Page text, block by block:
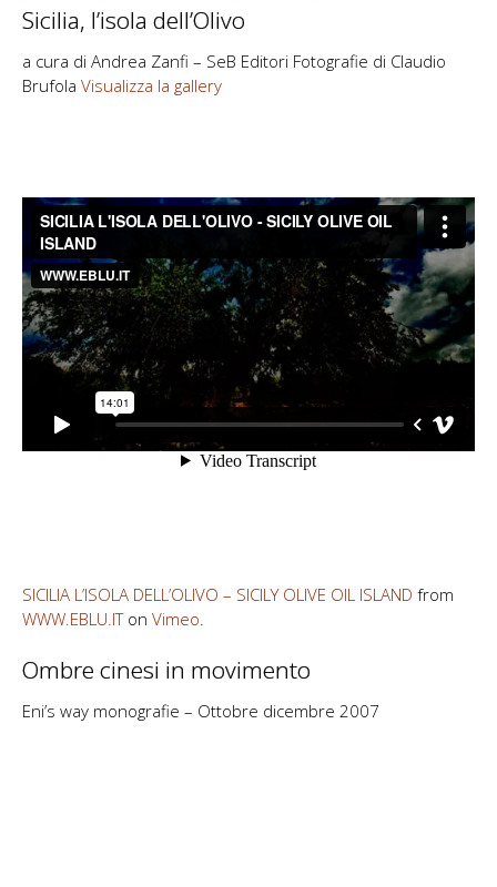
Sicilia, l’isola dell’Olivo
a cura di Andrea Zanfi – SeB Editori Fotografie di Claudio
Brufola Visualizza la gallery
SICILIA L’ISOLA DELL’OLIVO – SICILY OLIVE OIL ISLAND from
WWW.EBLU.ITon Vimeo
Ombre cinesi in movimento
Eni’s way monografie – Ottobre dicembre 2007